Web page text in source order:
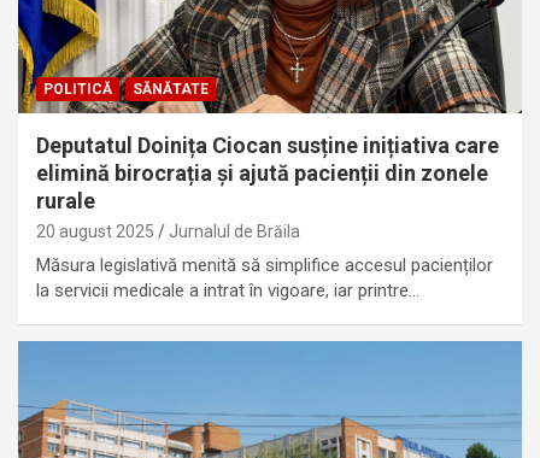
POLITICĂ SĂNĂTATE
Deputatul Doinița Ciocan susține inițiativa care
elimină birocrația și ajută pacienții din zonele
rurale
20 august 2025 Jurnalul de Brăila
Măsura legislativă menită să simplifice accesul pacienților
la servicii medicale a intrat în vigoare, iar printre…